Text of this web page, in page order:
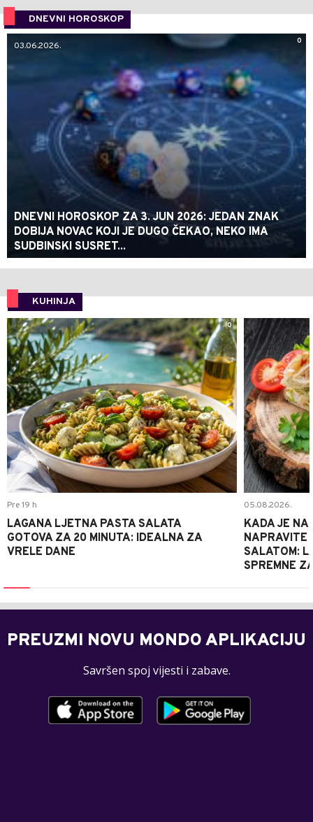
DNEVNI HOROSKOP
0
03.06.2026.
DNEVNI HOROSKOP ZA 3. JUN 2026: JEDAN ZNAK
DOBIJA NOVAC KOJI JE DUGO ČEKAO, NEKO IMA
SUDBINSKI SUSRET...
KUHINJA
0
Pre 19 h
LAGANA LJETNA PASTA SALATA
GOTOVA ZA 20 MINUTA: IDEALNA ZA
VRELE DANE
05.08.2026.
KADA JE
NAPRAVITE
SALATOM:
SPREMNE
PREUZMI NOVU MONDO APLIKACIJU
Savršen spoj vijesti i zabave.